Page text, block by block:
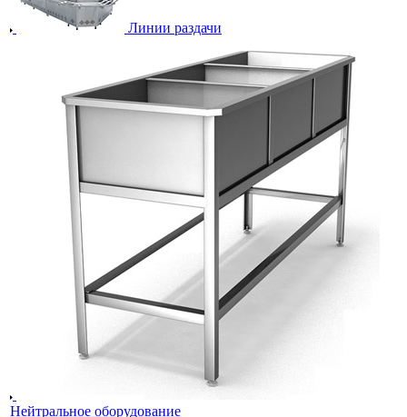
Линии раздачи
Нейтральное оборудование